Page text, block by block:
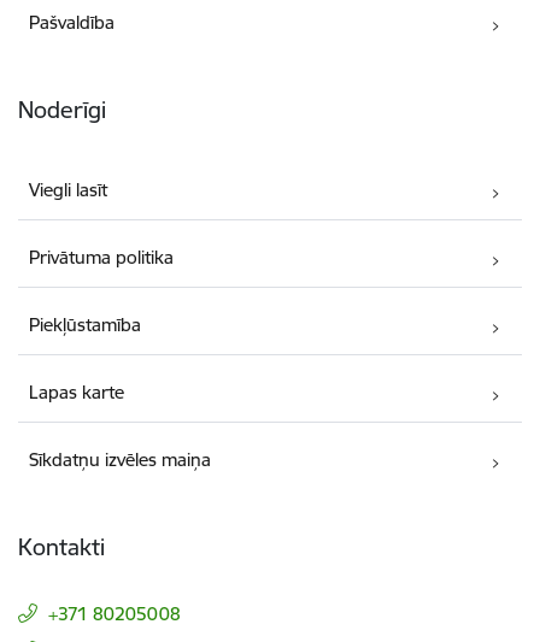
Pašvaldība
Noderīgi
Viegli lasīt
Privātuma politika
Piekļūstamība
Lapas karte
Sīkdatņu izvēles maiņa
Kontakti
+371 80205008